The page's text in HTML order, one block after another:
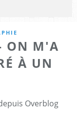
ON M'A
À UN
Overblog